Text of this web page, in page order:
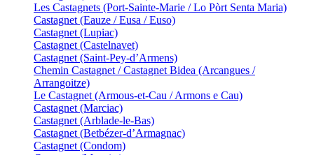
Les Castagnets (Port-Sainte-Marie / Lo Pòrt Senta Maria)
Castagnet (Eauze / Eusa / Euso)
Castagnet (Lupiac)
Castagnet (Castelnavet)
Castagnet (Saint-Pey-d’Armens)
Chemin Castagnet / Castagnet Bidea (Arcangues /
Arrangoitze)
Le Castagnet (Armous-et-Cau / Armons e Cau)
Castagnet (Marciac)
Castagnet (Arblade-le-Bas)
Castagnet (Betbézer-d’Armagnac)
Castagnet (Condom)